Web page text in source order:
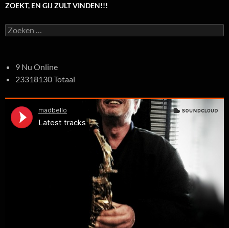
ZOEKT, EN GIJ ZULT VINDEN!!!
Zoeken
naar:
9 Nu Online
23318130 Totaal